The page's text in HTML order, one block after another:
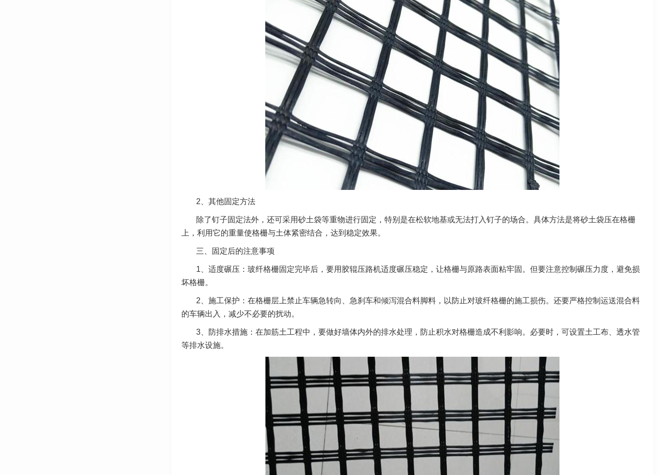
2、其他固定方法
除了钉子固定法外，还可采用砂土袋等重物进行固定，特别是在松软地基或无法打入钉子的场合。具体方法是将砂土袋压在格栅
上，利用它的重量使格栅与土体紧密结合，达到稳定效果。
三、固定后的注意事项
1、适度碾压：玻纤格栅固定完毕后，要用胶辊压路机适度碾压稳定，让格栅与原路表面粘牢固。但要注意控制碾压力度，避免损
坏格栅。
2、施工保护：在格栅层上禁止车辆急转向、急刹车和倾泻混合料脚料，以防止对玻纤格栅的施工损伤。还要严格控制运送混合料
的车辆出入，减少不必要的扰动。
3、防排水措施：在加筋土工程中，要做好墙体内外的排水处理，防止积水对格栅造成不利影响。必要时，可设置土工布、透水管
等排水设施。